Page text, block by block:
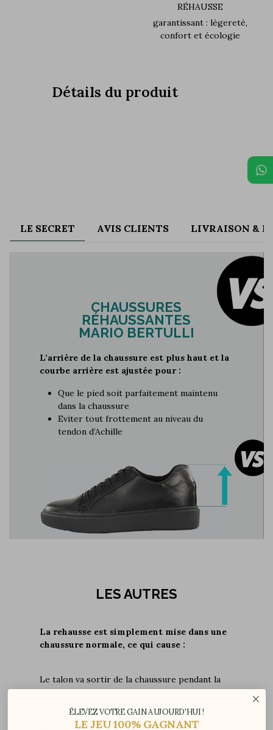
RÉHAUSSE
garantissant : légereté,
confort et écologie
Détails du produit
LE SECRET AVIS CLIENTS LIVRAISON &
CHAUSSURES
RÉHAUSSANTES
MARIO BERTULLI
L’arrière de la chaussure est plus haut et la
courbe arrière est ajustée pour :
Que le pied soit parfaitement maintenu
dans la chaussure
Eviter tout frottement au niveau du
tendon d’Achille
LES AUTRES
La rehausse est simplement mise dans une
chaussure normale, ce qui cause :
Le talon va sortir de la chaussure pendant la
marche
ÉLEVEZ VOTRE GAIN AUJOURD'HUI !
LE JEU 100% GAGNANT